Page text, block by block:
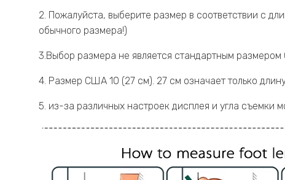
2. Пожалуйста, выберите размер в соответствии с
обычного размера!)
3.Выбор размера не является стандартным
4. Размер США 10 (27 см). 27 см означает только
5. из-за различных настроек дисплея и угла съемки